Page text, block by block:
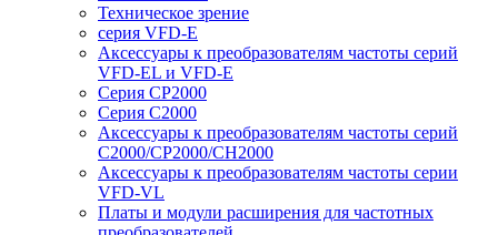
Техническое зрение
серия VFD-E
Аксессуары к преобразователям частоты серий
VFD-EL и VFD-E
Серия CP2000
Серия C2000
Аксессуары к преобразователям частоты серий
С2000/CP2000/CH2000
Аксессуары к преобразователям частоты серии
VFD-VL
Платы и модули расширения для частотных